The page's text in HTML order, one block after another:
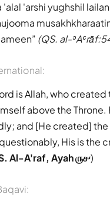
'arshi yughshil
(QS. al-
is Allah, who
above the
and [He created]
His is the
Al-A'raf, Ayah ௫௪)